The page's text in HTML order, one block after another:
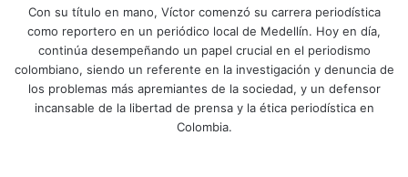
Con su título en mano, Víctor comenzó su carrera periodística
como reportero en un periódico local de Medellín. Hoy en día,
continúa desempeñando un papel crucial en el periodismo
colombiano, siendo un referente en la investigación y denuncia de
los problemas más apremiantes de la sociedad, y un defensor
incansable de la libertad de prensa y la ética periodística en
Colombia.